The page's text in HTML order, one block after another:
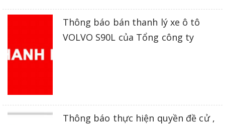
Thông báo bán thanh lý xe ô tô
VOLVO S90L của Tổng công ty
Thông báo thực hiện quyền đề cử ,